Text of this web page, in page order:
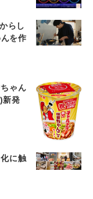
らし
を作
ゃん
新発
に触